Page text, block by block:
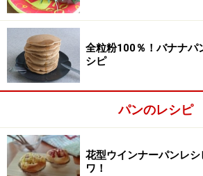
全粒粉100％！バナナパ
シピ
パンのレシピ
花型ウインナーパンレ
ワ！